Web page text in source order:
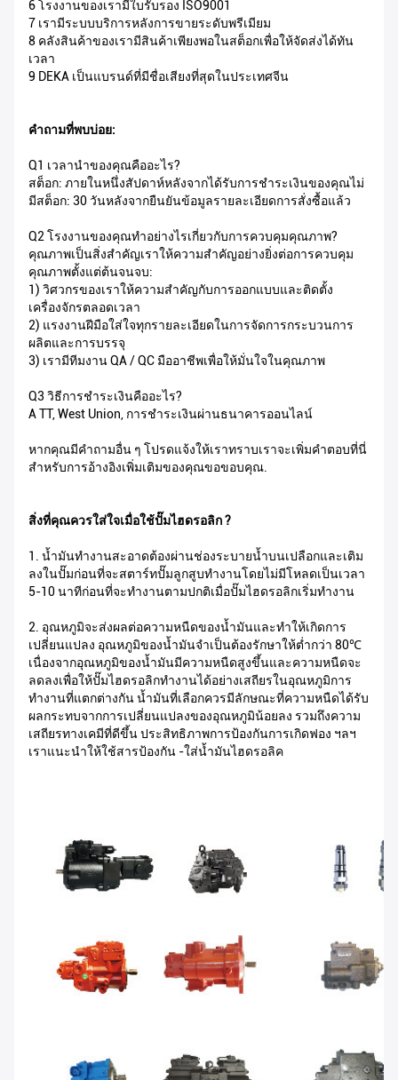
6 โรงงานของเรามีใบรับรอง ISO9001
7 เรามีระบบบริการหลังการขายระดับพรีเมียม
8 คลังสินค้าของเรามีสินค้าเพียงพอในสต็อกเพื่อให้จัดส่งได้ทัน
เวลา
9 DEKA เป็นแบรนด์ที่มีชื่อเสียงที่สุดในประเทศจีน
คำถามที่พบบ่อย:
Q1 เวลานำของคุณคืออะไร?
สต็อก: ภายในหนึ่งสัปดาห์หลังจากได้รับการชำระเงินของคุณไม่
มีสต็อก: 30 วันหลังจากยืนยันข้อมูลรายละเอียดการสั่งซื้อแล้ว
Q2 โรงงานของคุณทำอย่างไรเกี่ยวกับการควบคุมคุณภาพ?
คุณภาพเป็นสิ่งสำคัญเราให้ความสำคัญอย่างยิ่งต่อการควบคุม
คุณภาพตั้งแต่ต้นจนจบ:
1) วิศวกรของเราให้ความสำคัญกับการออกแบบและติดตั้ง
เครื่องจักรตลอดเวลา
2) แรงงานฝีมือใส่ใจทุกรายละเอียดในการจัดการกระบวนการ
ผลิตและการบรรจุ
3) เรามีทีมงาน QA / QC มืออาชีพเพื่อให้มั่นใจในคุณภาพ
Q3 วิธีการชำระเงินคืออะไร?
A TT, West Union, การชำระเงินผ่านธนาคารออนไลน์
หากคุณมีคำถามอื่น ๆ โปรดแจ้งให้เราทราบเราจะเพิ่มคำตอบที่นี่
สำหรับการอ้างอิงเพิ่มเติมของคุณขอขอบคุณ.
สิ่งที่คุณควรใส่ใจเมื่อใช้ปั๊มไฮดรอลิก ?
1. น้ำมันทำงานสะอาดต้องผ่านช่องระบายน้ำบนเปลือกและเติม
ลงในปั๊มก่อนที่จะสตาร์ทปั๊มลูกสูบทำงานโดยไม่มีโหลดเป็นเวลา
5-10 นาทีก่อนที่จะทำงานตามปกติเมื่อปั๊มไฮดรอลิกเริ่มทำงาน
2. อุณหภูมิจะส่งผลต่อความหนืดของน้ำมันและทำให้เกิดการ
เปลี่ยนแปลง อุณหภูมิของน้ำมันจำเป็นต้องรักษาให้ต่ำกว่า 80℃
เนื่องจากอุณหภูมิของน้ำมันมีความหนืดสูงขึ้นและความหนืดจะ
ลดลงเพื่อให้ปั๊มไฮดรอลิกทำงานได้อย่างเสถียรในอุณหภูมิการ
ทำงานที่แตกต่างกัน น้ำมันที่เลือกควรมีลักษณะที่ความหนืดได้รับ
ผลกระทบจากการเปลี่ยนแปลงของอุณหภูมิน้อยลง รวมถึงความ
เสถียรทางเคมีที่ดีขึ้น ประสิทธิภาพการป้องกันการเกิดฟอง ฯลฯ
เราแนะนำให้ใช้สารป้องกัน -ใส่น้ำมันไฮดรอลิค